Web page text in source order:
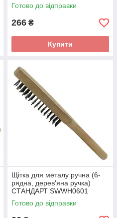
Готово до відправки
266 ₴
Купити
Щітка для металу ручна (6-
рядна, дерев'яна ручка)
СТАНДАРТ SWWH0601
Готово до відправки